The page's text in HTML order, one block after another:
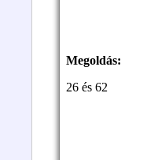
Megoldás:
26 és 62